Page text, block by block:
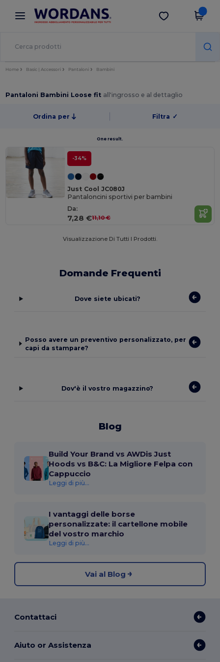
× App Wordans
Prezzi migliori sull'app!
Scarica app
Home Basic | Accessori Pantaloni Bambini
Pantaloni Bambini Loose fit all'ingrosso e al dettaglio
Ordina per Filtra ✓
One result.
-34%
Just Cool JC080J
Pantaloncini sportivi per bambini
Da:
7,28 €11,10 €
Visualizzazione Di Tutti I Prodotti.
Domande Frequenti
Dove siete ubicati?
Posso avere un preventivo personalizzato, per
capi da stampare?
Dov'è il vostro magazzino?
Blog
Build Your Brand vs AWDis Just
Hoods vs B&C: La Migliore Felpa con
Cappuccio
Leggi di più...
I vantaggi delle borse
personalizzate: il cartellone mobile
del vostro marchio
Leggi di più...
Vai al Blog
Contattaci
Aiuto or Assistenza